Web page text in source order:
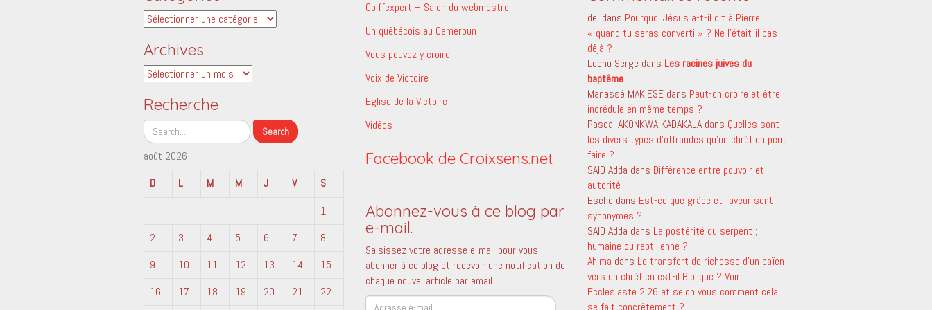
Catégories
Archives
Archives
Recherche
août 2026
D
L M M J V
S
1
2
3 4 5 6 7
8
9
10 11 12 13 14
15
16
17 18 19 20 21 22
Coiffexpert – Salon du webmestre
Un québécois au Cameroun
Vous pouvez y croire
Voix de Victoire
Eglise de la Victoire
Vidéos
Facebook de Croixsens.net
Abonnez-vous à ce blog par
e-mail.
Saisissez votre adresse e-mail pour vous
abonner à ce blog et recevoir une notification de
chaque nouvel article par email.
Adresse
del dans Pourquoi Jésus a-t-il dit à Pierre
« quand tu seras converti » ? Ne l’était-il pas
déjà ?
Lochu Serge dans Les racines juives du
baptême
Manassé MAKIESEdans Peut-on croire et être
incrédule en même temps ?
Pascal AKONKWA KADAKALAdans Quelles sont
les divers types d’offrandes qu’un chrétien peut
faire ?
SAID Adda dans Différence entre pouvoir et
autorité
Esehe dans Est-ce que grâce et faveur sont
synonymes ?
SAID Adda dans La postérité du serpent ;
humaine ou reptilienne ?
Ahima dans Le transfert de richesse d’un païen
vers un chrétien est-il Biblique ? Voir
Ecclesiaste 2:26 et selon vous comment cela
se fait concrètement ?